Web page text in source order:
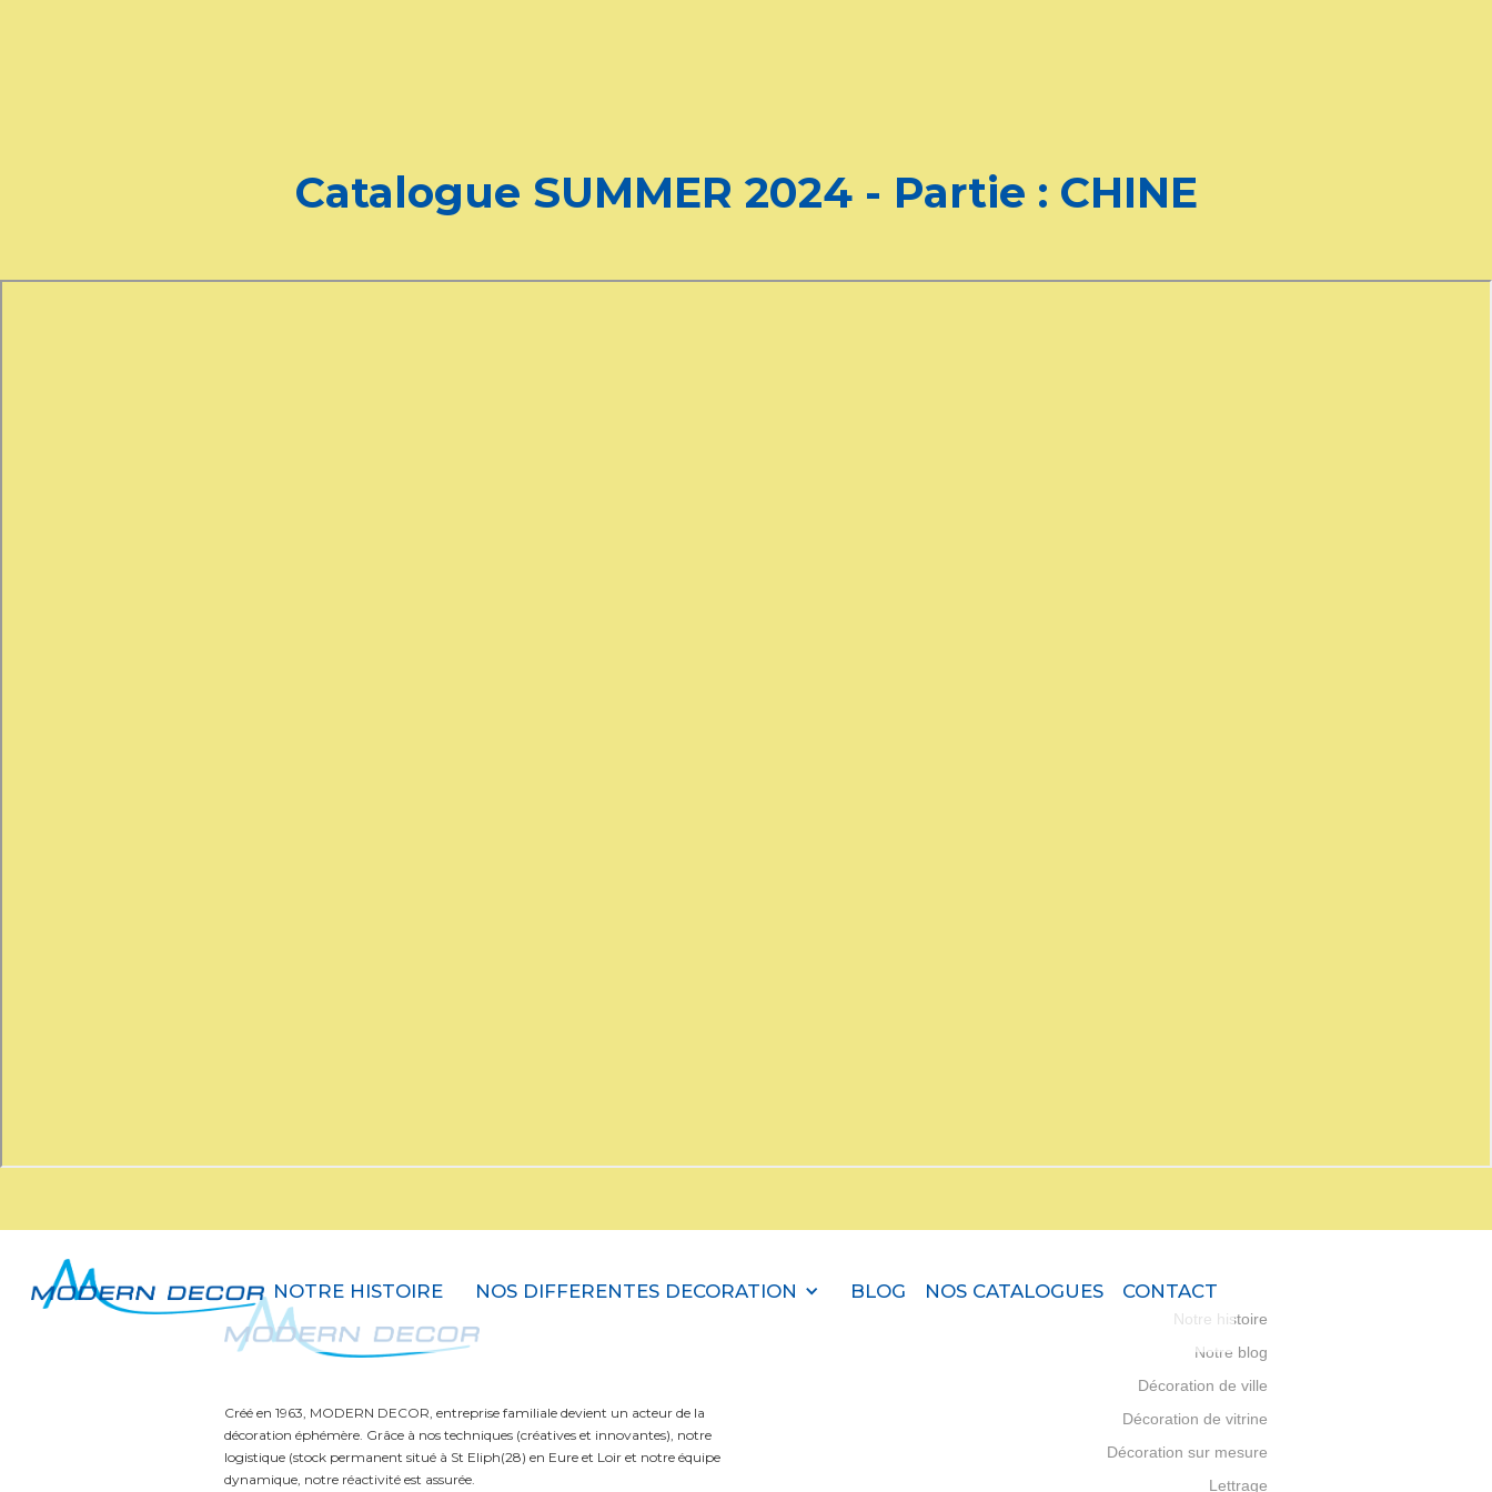
Catalogue SUMMER 2024 - Partie : CHINE
NOTRE HISTOIRE NOS DIFFERENTES DECORATION BLOG NOS CATALOGUES CONTACT
Créé en 1963, MODERN DECOR, entreprise familiale devient un acteur de la
décoration éphémère. Grâce à nos techniques (créatives et innovantes), notre
logistique (stock permanent situé à St Eliph(28) en Eure et Loir et notre équipe
dynamique, notre réactivité est assurée.
Notre histoire
Notre blog
Décoration de ville
Décoration de vitrine
Décoration sur mesure
Lettrage